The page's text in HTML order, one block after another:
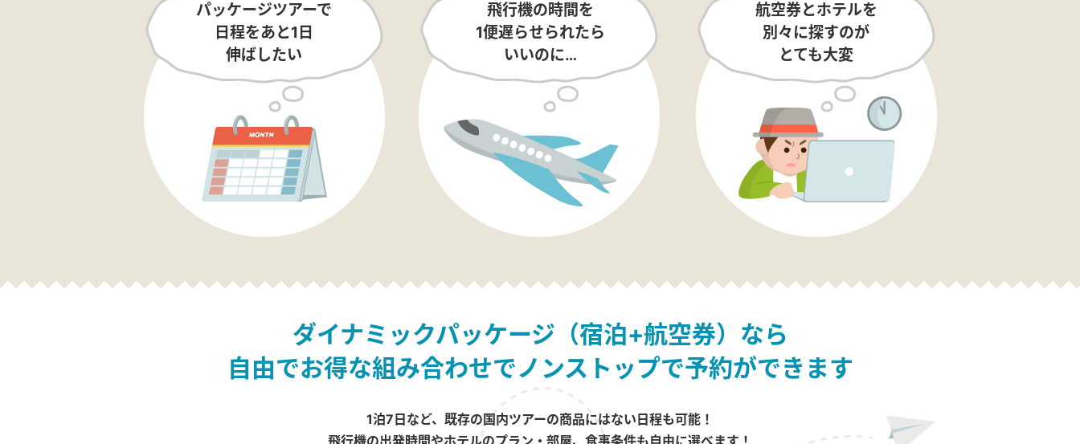
パッケージツアーで
日程をあと1日
伸ばしたい
飛行機の時間を
1便遅らせられたら
いいのに…
航空券とホテルを
別々に探すのが
とても大変
ダイナミックパッケージ（宿泊+航空券）なら
自由でお得な組み合わせでノンストップで予約ができます
1泊7日など、既存の国内ツアーの商品にはない日程も可能！
飛行機の出発時間やホテルのプラン・部屋、食事条件も自由に選べます！